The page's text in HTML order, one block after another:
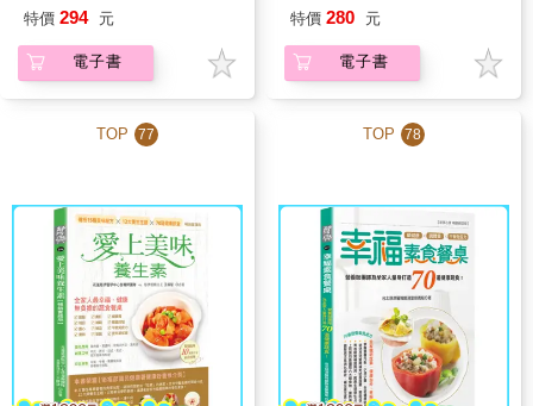
特價 294 元
電子書
特價 280 元
電子書
TOP 77 TOP 78